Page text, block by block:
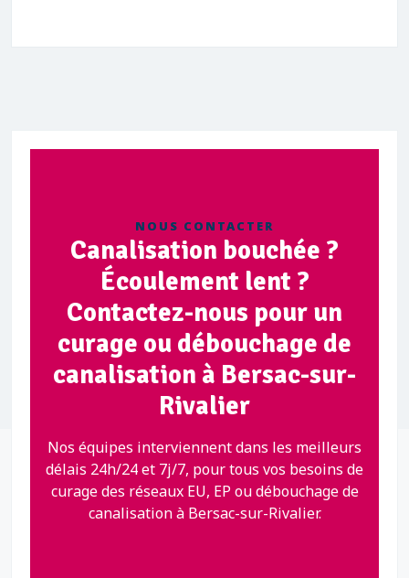
NOUS CONTACTER
Canalisation bouchée ?
Écoulement lent ?
Contactez-nous pour un
curage ou débouchage de
canalisation à Bersac-sur-
Rivalier
Nos équipes interviennent dans les meilleurs
délais 24h/24 et 7j/7, pour tous vos besoins de
curage des réseaux EU, EP ou débouchage de
canalisation à Bersac-sur-Rivalier.